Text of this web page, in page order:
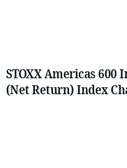
STOXX Americas 600
(Net Return) Index